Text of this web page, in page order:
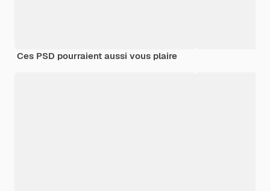
Ces PSD pourraient aussi vous plaire